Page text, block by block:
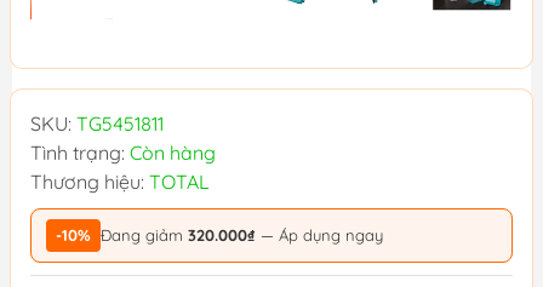
SKU: TG5451811
Tình trạng: Còn hàng
Thương hiệu: TOTAL
-10% Đang giảm 320.000₫ — Áp dụng ngay